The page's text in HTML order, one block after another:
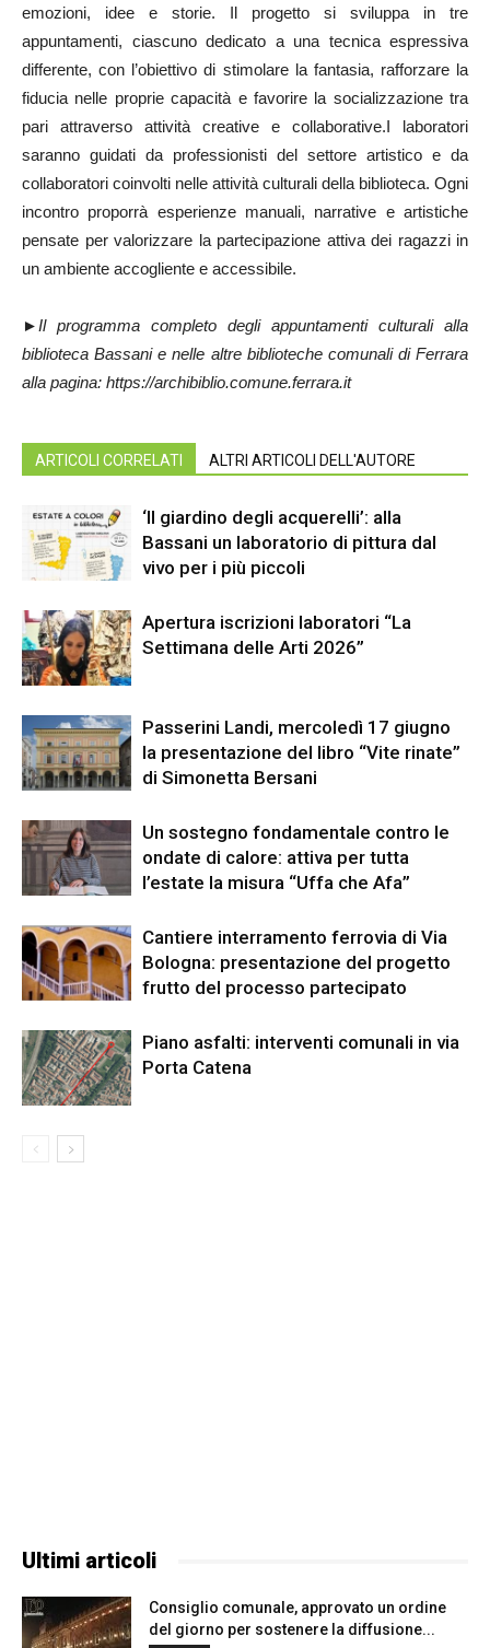
emozioni, idee e storie. Il progetto si sviluppa in tre
appuntamenti, ciascuno dedicato a una tecnica espressiva
differente, con l’obiettivo di stimolare la fantasia, rafforzare la
fiducia nelle proprie capacità e favorire la socializzazione tra
pari attraverso attività creative e collaborative.I laboratori
saranno guidati da professionisti del settore artistico e da
collaboratori coinvolti nelle attività culturali della biblioteca. Ogni
incontro proporrà esperienze manuali, narrative e artistiche
pensate per valorizzare la partecipazione attiva dei ragazzi in
un ambiente accogliente e accessibile.
►Il programma completo degli appuntamenti culturali alla
biblioteca Bassani e nelle altre biblioteche comunali di Ferrara
alla pagina: https://archibiblio.comune.ferrara.it
ARTICOLI CORRELATI ALTRI ARTICOLI DELL'AUTORE
‘Il giardino degli acquerelli’: alla
Bassani un laboratorio di pittura dal
vivo per i più piccoli
Apertura iscrizioni laboratori “La
Settimana delle Arti 2026”
Passerini Landi, mercoledì 17 giugno
la presentazione del libro “Vite rinate”
di Simonetta Bersani
Un sostegno fondamentale contro le
ondate di calore: attiva per tutta
l’estate la misura “Uffa che Afa”
Cantiere interramento ferrovia di Via
Bologna: presentazione del progetto
frutto del processo partecipato
Piano asfalti: interventi comunali in via
Porta Catena
Ultimi articoli
Consiglio comunale, approvato un ordine
del giorno per sostenere la diffusione...